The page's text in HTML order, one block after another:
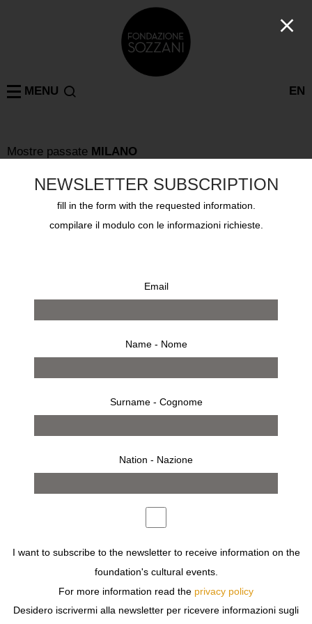
EN
MENU
Mostre passate MILANO
13 marzo 2010 - 3 aprile 2010
comunicato stampa opere
allestimento
LE DONNE HANNO AVUTO UN RAPPORTO SPECIALE
DELLA FOTOGRAFIA NELLA METÀ DEL
NEWSLETTER SUBSCRIPTION
fill in the form with the requested information.
compilare il modulo con le informazioni richieste.
Email
Name - Nome
Surname - Cognome
Nation - Nazione
I want to subscribe to the newsletter to receive information on the
foundation's cultural events.
For more information read the privacy policy
Desidero iscrivermi alla newsletter per ricevere informazioni sugli